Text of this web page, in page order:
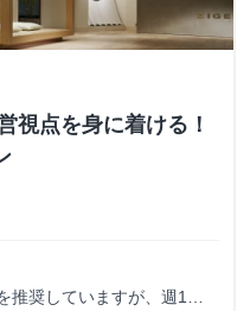
視点を身に着ける！
奨していますが、週1で